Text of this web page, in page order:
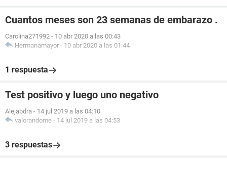
Cuantos meses son 23 semanas de embarazo .
Carolina271992 - 10 abr 2020 a las 00:43
Hermanamayor - 10 abr 2020 a las 01:44
1 respuesta
Test positivo y luego uno negativo
Alejabdra - 14 jul 2019 a las 04:10
valorandome - 14 jul 2019 a las 04:53
3 respuestas